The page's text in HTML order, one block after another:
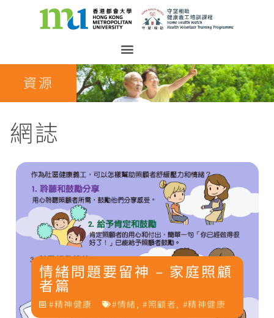
資源
網誌
情緒問題要留神 – 家庭照顧
者篇
精神健康 情緒, 照顧者, 精神健康